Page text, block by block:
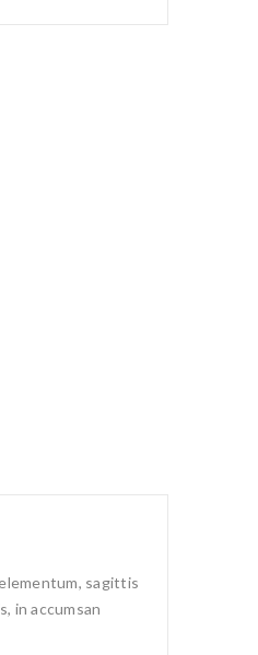
sagittis
in accumsan